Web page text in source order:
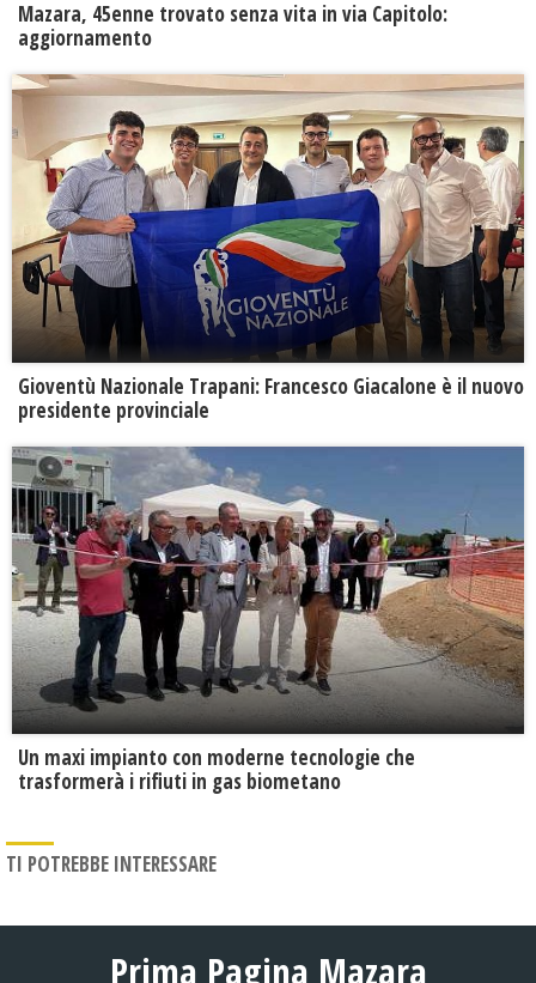
Mazara, 45enne trovato senza vita in via Capitolo:
aggiornamento
Gioventù Nazionale Trapani: Francesco Giacalone è il nuovo
presidente provinciale
Un maxi impianto con moderne tecnologie che
trasformerà i rifiuti in gas biometano
TI POTREBBE INTERESSARE
Prima Pagina Mazara